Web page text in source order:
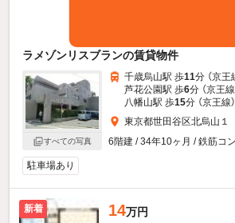
ラメゾンリスブランの賃貸物件
すべての写真
千歳烏山駅 歩11分 （京王
芦花公園駅 歩6分 （京王線
八幡山駅 歩15分 （京王線）
東京都世田谷区北烏山１
6階建 / 34年10ヶ月 / 鉄筋コン
駐車場あり
新着 14万円